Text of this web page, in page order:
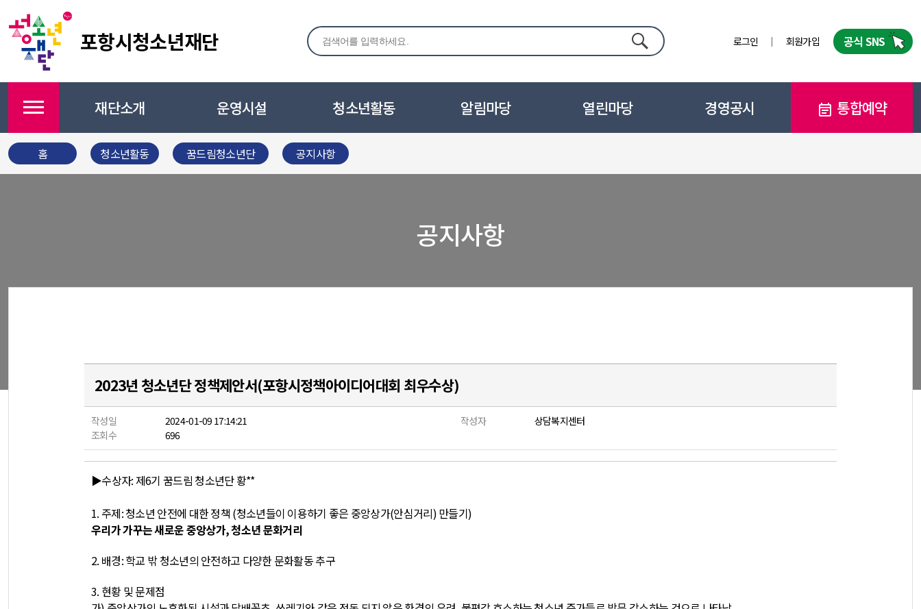
포항시청소년재단 검색 로그인 회원가입 공식 SNS
재단소개 운영시설 청소년활동 알림마당 열린마당 경영공시 통합예약
홈 청소년활동 꿈드림청소년단 공지사항
공지사항
2023년 청소년단 정책제안서(포항시정책아이디어대회 최우수상)
작성일 2024-01-09 17:14:21 작성자
상담복지센터
조회수
696
▶수상자: 제6기 꿈드림 청소년단 황**
1. 주제:청소년 안전에 대한 정책 (청소년들이 이용하기 좋은 중앙상가(안심거리)만들기)
우리가 가꾸는 새로운 중앙상가,청소년 문화거리
2. 배경:학교 밖 청소년의 안전하고 다양한 문화활동 추구
3. 현황 및 문제점